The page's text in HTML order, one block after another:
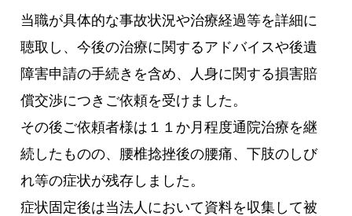
当職が具体的な事故状況や治療経過等を詳細に
聴取し、今後の治療に関するアドバイスや後遺
障害申請の手続きを含め、人身に関する損害賠
償交渉につきご依頼を受けました。
その後ご依頼者様は１１か月程度通院治療を継
続したものの、腰椎捻挫後の腰痛、下肢のしび
れ等の症状が残存しました。
症状固定後は当法人において資料を収集して被